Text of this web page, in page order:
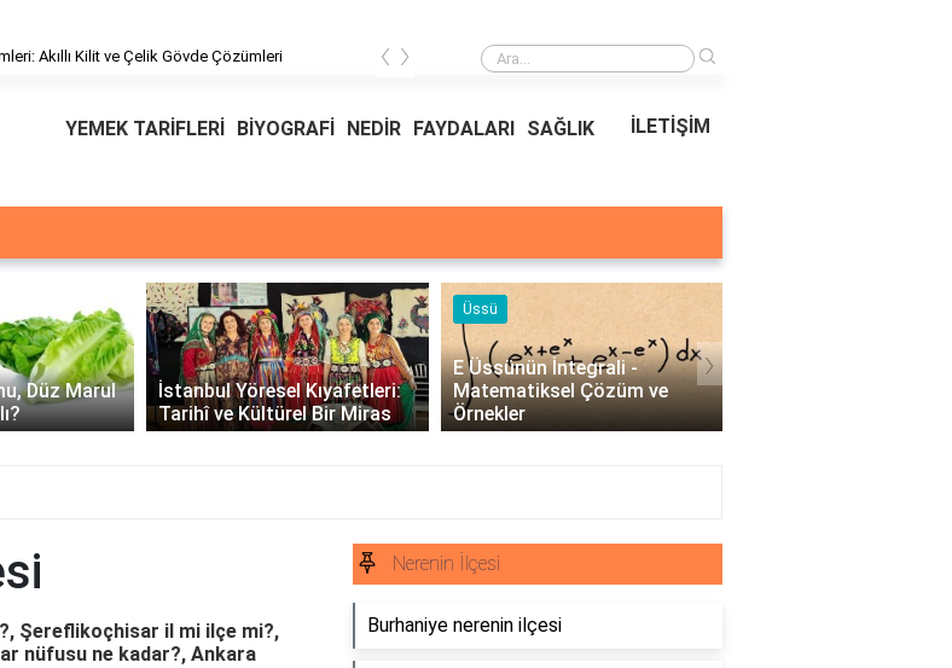
Akıllı Kilit ve Çelik Gövde Çözümleri Ödeal Müşteri Hizmetleri
‹ ›
YEMEK TARİFLERİ BİYOGRAFİ NEDİR FAYDALARI SAĞLIK İLETİŞİM
Kıyafetleri:
Bir Miras
Üssü
E Üssünün İntegrali -
Matematiksel Çözüm ve
Örnekler
Örnekleri
Profesyonel Kurumsal Mail
Örnekleri - İşletmeler İçin
Etkili İletişim..
›
Şereflikoçhisar il mi ilçe mi?,
nüfusu ne kadar?, Ankara
Nerenin İlçesi
Burhaniye nerenin ilçesi